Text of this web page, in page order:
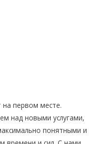
первом месте.
над новыми услугами,
понятными и